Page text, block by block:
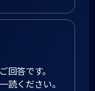
回答です。
読ください。